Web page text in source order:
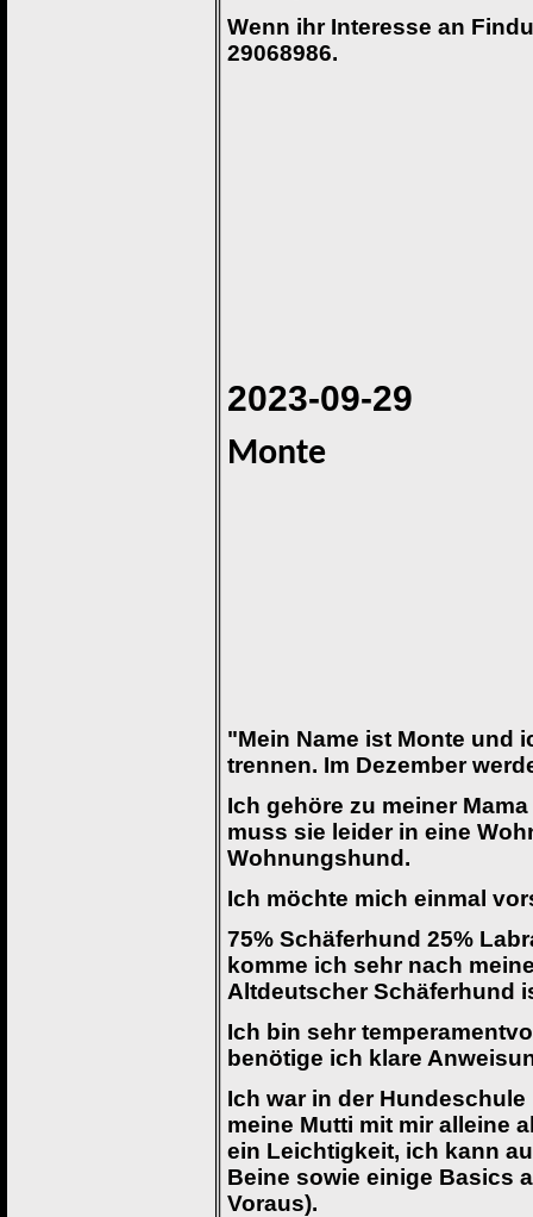
Wenn ihr Interesse an
29068986.
2023-09-29
Monte
"Mein Name ist Monte und
trennen. Im Dezember
Ich gehöre zu meiner
muss sie leider in eine
Wohnungshund.
Ich möchte mich einmal
75% Schäferhund 25%
komme ich sehr nach
Altdeutscher Schäferhund
Ich bin sehr
benötige ich klare
Ich war in der
meine Mutti mit mir alleine
ein Leichtigkeit, ich kann
Beine sowie einige Basics
Voraus).